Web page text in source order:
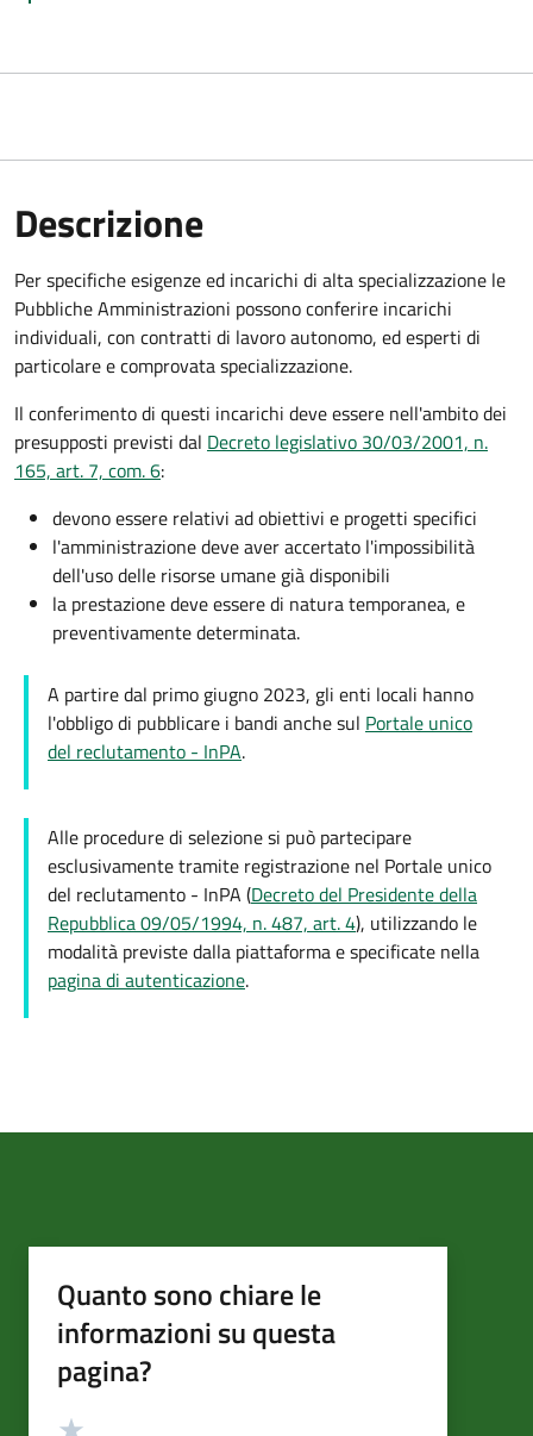
Descrizione
Per specifiche esigenze ed incarichi di alta specializzazione le
Pubbliche Amministrazioni possono conferire incarichi
individuali, con contratti di lavoro autonomo, ed esperti di
particolare e comprovata specializzazione.
Il conferimento di questi incarichi deve essere nell'ambito dei
presupposti previsti dal Decreto legislativo 30/03/2001, n.
165, art. 7, com. 6:
devono essere relativi ad obiettivi e progetti specifici
l'amministrazione deve aver accertato l'impossibilità
dell'uso delle risorse umane già disponibili
la prestazione deve essere di natura temporanea, e
preventivamente determinata.
A partire dal primo giugno 2023, gli enti locali hanno
l'obbligo di pubblicare i bandi anche sul Portale unico
del reclutamento - InPA.
Alle procedure di selezione si può partecipare
esclusivamente tramite registrazione nel Portale unico
del reclutamento - InPA (Decreto del Presidente della
Repubblica 09/05/1994, n. 487, art. 4), utilizzando le
modalità previste dalla piattaforma e specificate nella
pagina di autenticazione.
Quanto sono chiare le
informazioni su questa
pagina?
Valutazione